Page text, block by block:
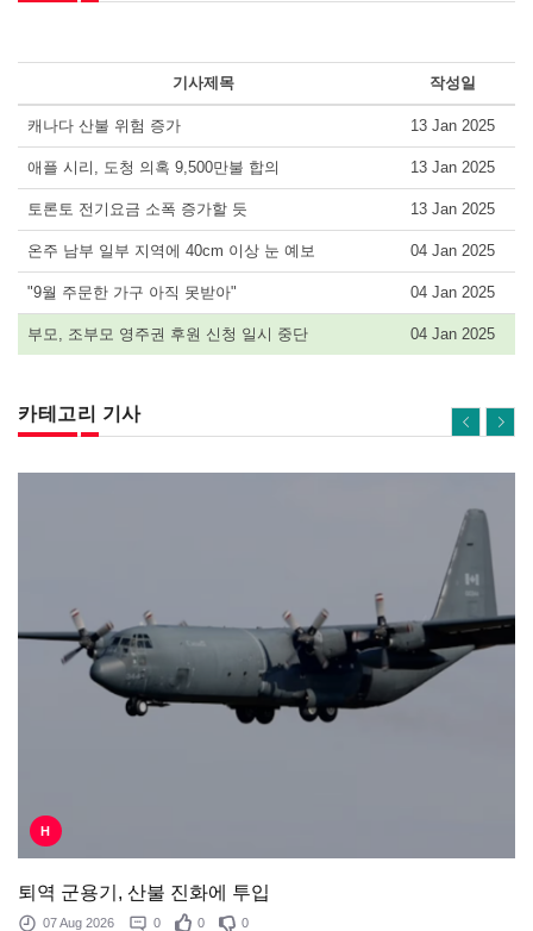
기사제목 작성일
캐나다 산불 위험 증가 13 Jan 2025
애플 시리, 도청 의혹 9,500만불 합의 13 Jan 2025
토론토 전기요금 소폭 증가할 듯 13 Jan 2025
온주 남부 일부 지역에 40cm 이상 눈 예보 04 Jan 2025
"9월 주문한 가구 아직 못받아" 04 Jan 2025
부모, 조부모 영주권 후원 신청 일시 중단 04 Jan 2025
카테고리 기사
H
퇴역 군용기, 산불 진화에 투입
07 Aug 2026 0 0 0